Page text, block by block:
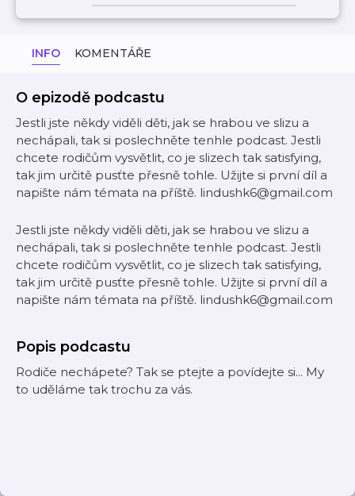
INFO KOMENTÁŘE
O epizodě podcastu
Jestli jste někdy viděli děti, jak se hrabou ve slizu a
nechápali, tak si poslechněte tenhle podcast. Jestli
chcete rodičům vysvětlit, co je slizech tak satisfying,
tak jim určitě pusťte přesně tohle. Užijte si první díl a
napište nám témata na příště. lindushk6@gmail.com
Jestli jste někdy viděli děti, jak se hrabou ve slizu a
nechápali, tak si poslechněte tenhle podcast. Jestli
chcete rodičům vysvětlit, co je slizech tak satisfying,
tak jim určitě pusťte přesně tohle. Užijte si první díl a
napište nám témata na příště. lindushk6@gmail.com
Popis podcastu
Rodiče nechápete? Tak se ptejte a povídejte si... My
to uděláme tak trochu za vás.